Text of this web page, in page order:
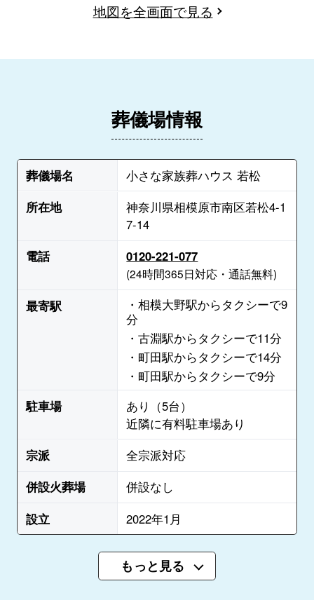
地図を全画面で見る
葬儀場情報
葬儀場名
小さな家族葬ハウス 若松
所在地
神奈川県相模原市南区若松4-1
7-14
電話
0120-221-077
(24時間365日対応・通話無料)
最寄駅
・相模大野駅からタクシーで9
分
・古淵駅からタクシーで11分
・町田駅からタクシーで14分
・町田駅からタクシーで9分
駐車場
あり（5台）
近隣に有料駐車場あり
宗派
全宗派対応
併設火葬場
併設なし
設立
2022年1月
もっと見る